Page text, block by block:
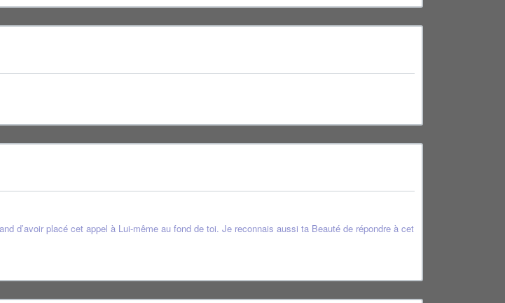
d’avoir placé cet appel à Lui-même au fond de toi. Je reconnais aussi ta Beauté de répondre à cet